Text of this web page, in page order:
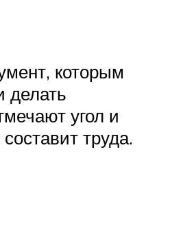
которым
делать
угол и
труда.